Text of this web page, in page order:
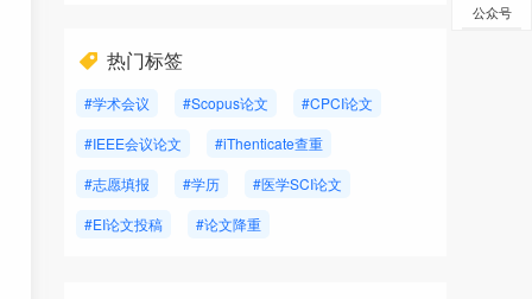
热门标签
#学术会议 #Scopus论文
#CPCI论文
#IEEE会议论文
#iThenticate查重
#志愿填报
#学历
#医学SCI论文
#EI论文投稿
#论文降重
公众号